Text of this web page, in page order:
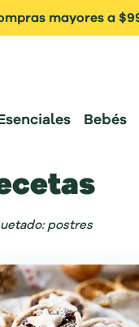
mayores a
Bebés
postres